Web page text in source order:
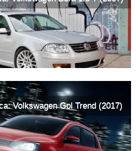
Volkswagen Gol Trend (2017)